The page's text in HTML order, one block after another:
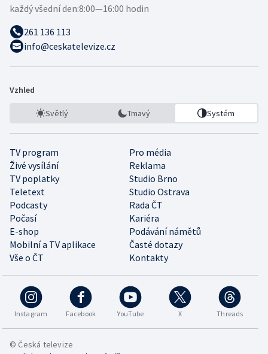
každý všední den:8:00—16:00 hodin
261 136 113
info@ceskatelevize.cz
Vzhled
Světlý Tmavý Systém
TV program
Pro média
Živé vysílání
Reklama
TV poplatky
Studio Brno
Teletext
Studio Ostrava
Podcasty
Rada ČT
Počasí
Kariéra
E-shop
Podávání námětů
Mobilní a TV aplikace
Časté dotazy
Vše o ČT
Kontakty
Instagram Facebook YouTube X Threads
© Česká televize